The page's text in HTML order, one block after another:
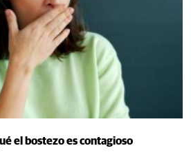
el bostezo es contagioso